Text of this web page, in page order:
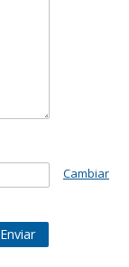
Cambiar
Enviar